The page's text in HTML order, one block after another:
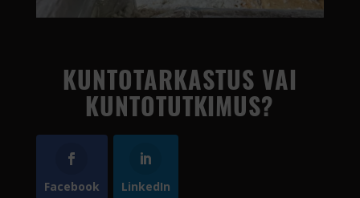
KUNTOTARKASTUS VAI
KUNTOTUTKIMUS?
Facebook LinkedIn